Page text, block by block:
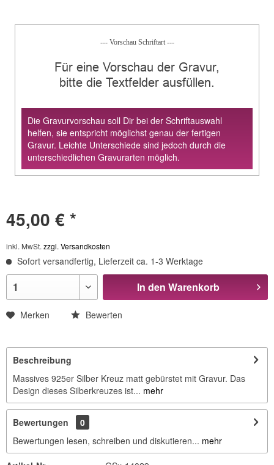
--- Vorschau Schriftart ---
Für eine Vorschau der Gravur,
bitte die Textfelder ausfüllen.
Die Gravurvorschau soll Dir bei der Schriftauswahl
helfen, sie entspricht möglichst genau der fertigen
Gravur. Leichte Unterschiede sind jedoch durch die
unterschiedlichen Gravurarten möglich.
45,00 € *
inkl. MwSt. zzgl. Versandkosten
Sofort versandfertig, Lieferzeit ca. 1-3 Werktage
In den Warenkorb
Merken Bewerten
Beschreibung
Massives 925er Silber Kreuz matt gebürstet mit Gravur. Das
Design dieses Silberkreuzes ist... mehr
Bewertungen
0
Bewertungen lesen, schreiben und diskutieren... mehr